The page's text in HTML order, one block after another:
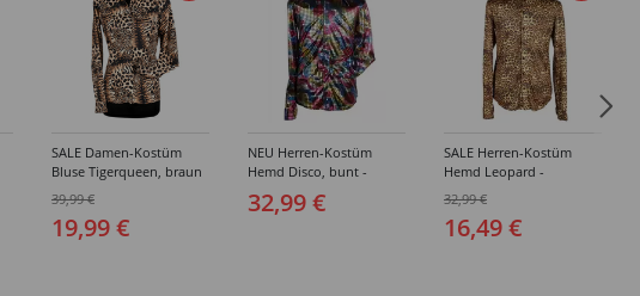
SALE Damen-Kostüm
Bluse Tigerqueen, braun
- Verschiedene Größen
(XS-XL)
39,99 €
19,99 €
NEU Herren-Kostüm
Hemd Disco, bunt -
verschiedene Größen (S-
XXXL)
32,99 €
SALE Herren-Kostüm
Hemd Leopard -
verschiedene Größen (S-
XXXL)
32,99 €
16,49 €